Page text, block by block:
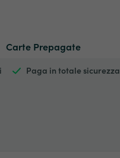
Carte Prepagate
Paga in totale sicurezza